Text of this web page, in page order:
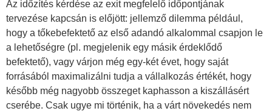
Az időzítés kérdése az exit megfelelő időpontjának
tervezése kapcsán is előjött: jellemző dilemma például,
hogy a tőkebefektető az első adandó alkalommal csapjon le
a lehetőségre (pl. megjelenik egy másik érdeklődő
befektető), vagy várjon még egy-két évet, hogy saját
forrásából maximalizálni tudja a vállalkozás értékét, hogy
később még nagyobb összeget kaphasson a kiszállásért
cserébe. Csak ugye mi történik, ha a várt növekedés nem